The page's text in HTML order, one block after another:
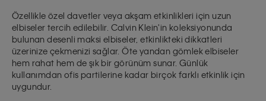
Özellikle özel davetler veya akşam etkinlikleri için uzun
elbiseler tercih edilebilir. Calvin Klein'in koleksiyonunda
bulunan desenli maksi elbiseler, etkinlikteki dikkatleri
üzerinize çekmenizi sağlar. Öte yandan gömlek elbiseler
hem rahat hem de şık bir görünüm sunar. Günlük
kullanımdan ofis partilerine kadar birçok farklı etkinlik için
uygundur.